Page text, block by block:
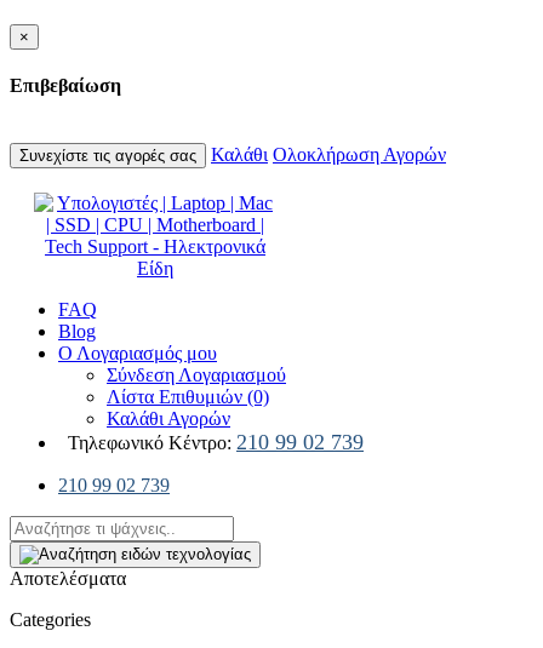
×
Επιβεβαίωση
Συνεχίστε τις αγορές σας Καλάθι Ολοκλήρωση Αγορών
FAQ
Blog
Ο Λογαριασμός μου
Σύνδεση Λογαριασμού
Λίστα Επιθυμιών (0)
Καλάθι Αγορών
Τηλεφωνικό Κέντρο: 210 99 02 739
210 99 02 739
Αποτελέσματα
Categories